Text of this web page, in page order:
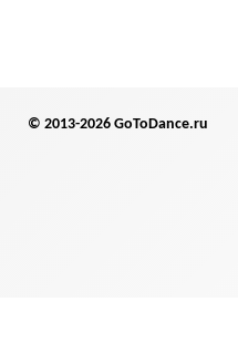
© 2013-2026 GoToDance.ru